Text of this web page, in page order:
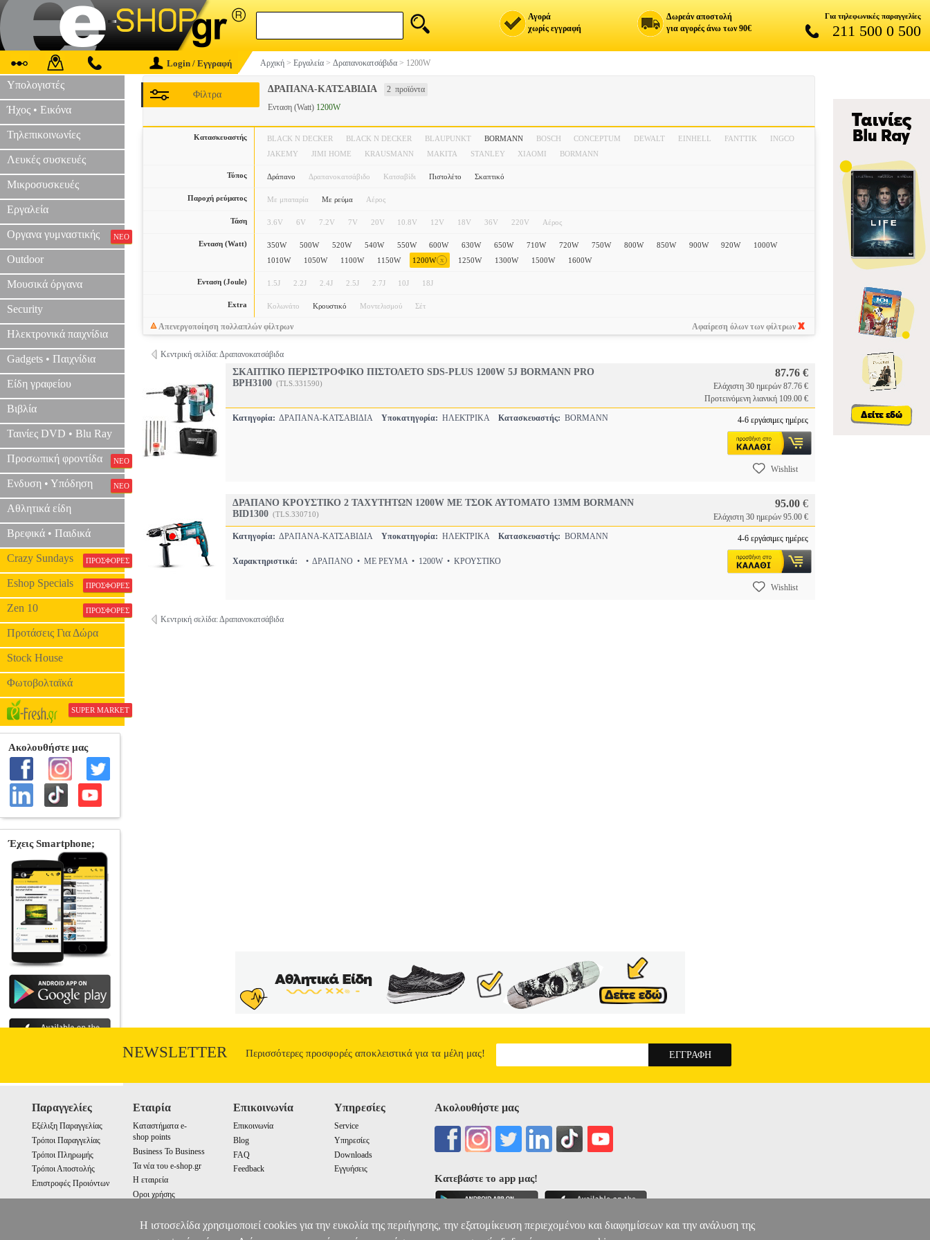
Αγορά
χωρίς εγγραφή
Δωρεάν αποστολή
για αγορές άνω των 90€
Για τηλεφωνικές παραγγελίες
211 500 0 500
Login / Εγγραφή Αρχική > Εργαλεία > Δραπανοκατσάβιδα > 1200W
Υπολογιστές
Ήχος • Εικόνα
Τηλεπικοινωνίες
Λευκές συσκευές
Μικροσυσκευές
Εργαλεία
Οργανα γυμναστικής ΝΕΟ
Outdoor
Μουσικά όργανα
Security
Ηλεκτρονικά παιχνίδια
Gadgets • Παιχνίδια
Είδη γραφείου
Βιβλία
Ταινίες DVD • Blu Ray
Προσωπική φροντίδα ΝΕΟ
Ενδυση • Υπόδηση ΝΕΟ
Αθλητικά είδη
Βρεφικά • Παιδικά
Crazy Sundays ΠΡΟΣΦΟΡΕΣ
Eshop Specials ΠΡΟΣΦΟΡΕΣ
Zen 10 ΠΡΟΣΦΟΡΕΣ
Προτάσεις Για Δώρα
Stock House
Φωτοβολταϊκά
SUPER MARKET
ΔΡΑΠΑΝΑ-ΚΑΤΣΑΒΙΔΙΑ 2 προϊόντα
Φίλτρα
Ενταση (Watt) 1200W
Κατασκευαστής BLACK N DECKER BLACK N DECKER BLAUPUNKT BORMANN BOSCH CONCEPTUM DEWALT EINHELL FANTTIK
INGCO
JAKEMY
JIMI HOME KRAUSMANN MAKITA STANLEY XIAOMI ΒΟRMANN
Τύπος Δράπανο Δραπανοκατσάβιδο Κατσαβίδι Πιστολέτο Σκαπτικό
Παροχή ρεύματος Με μπαταρία Με ρεύμα Αέρος
Τάση 3.6V 6V 7.2V 7V 20V 10.8V 12V 18V 36V 220V Αέρος
Ενταση (Watt) 350W 500W 520W 540W 550W 600W 630W 650W 710W 720W 750W 800W 850W 900W 920W
1000W
1010W
1050W 1100W 1150W 1200W x 1250W 1300W 1500W 1600W
Ενταση (Joule) 1.5J 2.2J 2.4J 2.5J 2.7J 10J 18J
Extra Κολωνάτο Κρουστικό Μοντελισμού Σέτ
Απενεργοποίηση πολλαπλών φίλτρων Αφαίρεση όλων των φίλτρων
Κεντρική σελίδα: Δραπανοκατσάβιδα
ΣΚΑΠΤΙΚΟ ΠΕΡΙΣΤΡΟΦΙΚΟ ΠΙΣΤΟΛΕΤΟ SDS-PLUS 1200W 5J BORMANN PRO
BPH3100 (TLS.331590)
87.76 €
Ελάχιστη 30 ημερών 87.76 €
Προτεινόμενη λιανική 109.00 €
Κατηγορία: ΔΡΑΠΑΝΑ-ΚΑΤΣΑΒΙΔΙΑ Υποκατηγορία: ΗΛΕΚΤΡΙΚΑ Κατασκευαστής: BORMANN 4-6 εργάσιμες ημέρες
Wishlist
ΔΡΑΠΑΝΟ ΚΡΟΥΣΤΙΚΟ 2 ΤΑΧΥΤΗΤΩΝ 1200W ΜΕ ΤΣΟΚ ΑΥΤΟΜΑΤΟ 13MM BORMANN
BID1300 (TLS.330710)
95.00 €
Ελάχιστη 30 ημερών 95.00 €
Κατηγορία: ΔΡΑΠΑΝΑ-ΚΑΤΣΑΒΙΔΙΑ Υποκατηγορία: ΗΛΕΚΤΡΙΚΑ Κατασκευαστής: BORMANN
Χαρακτηριστικά: • ΔΡΑΠΑΝΟ • ΜΕ ΡΕΥΜΑ • 1200W • ΚΡΟΥΣΤΙΚΟ
4-6 εργάσιμες ημέρες
Wishlist
Κεντρική σελίδα: Δραπανοκατσάβιδα
NEWSLETTER Περισσότερες προσφορές αποκλειστικά για τα μέλη μας!
Παραγγελίες
Εξέλιξη Παραγγελίας
Τρόποι Παραγγελίας
Τρόποι Πληρωμής
Τρόποι Αποστολής
Επιστροφές Προιόντων
Εταιρία
Καταστήματα e-
shop points
Business To Business
Τα νέα του e-shop.gr
Η εταιρεία
Οροι χρήσης
Επικοινωνία
Επικοινωνία
Blog
FAQ
Feedback
Υπηρεσίες
Service
Υπηρεσίες
Downloads
Εγγυήσεις
Ακολουθήστε μας
Κατεβάστε το app μας!
Η ιστοσελίδα χρησιμοποιεί cookies για την ευκολία της περιήγησης, την εξατομίκευση περιεχομένου και διαφημίσεων και την ανάλυση της